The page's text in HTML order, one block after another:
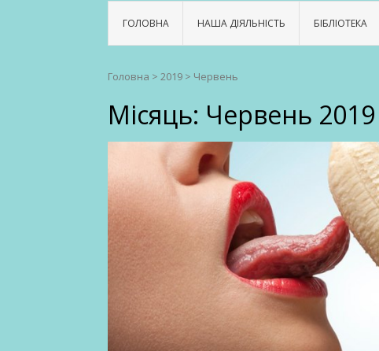
ГОЛОВНА НАША ДІЯЛЬНІСТЬ БІБЛІОТЕКА
Головна > 2019 > Червень
Місяць: Червень 2019